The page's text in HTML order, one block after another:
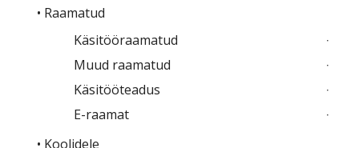
• Raamatud
Käsitööraamatud
Muud raamatud
Käsitööteadus
E-raamat
• Koolidele